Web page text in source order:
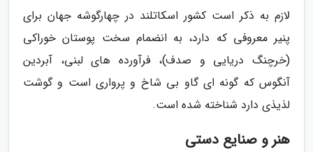
لازم به ذکر است کشور اسکاتلند در چهارگوشه جهان برای
پنیر معروفی که دارد، به انضمام سخت پوستان خوراکی
(خرچنگ دریایی و صدف)، فرآورده های لبنی، آبردین
آنگوس که گونه ای گاو بی شاخ و پرواری است و گوشت
لذیذی دارد شناخته شده است.
هنر و صنایع دستی